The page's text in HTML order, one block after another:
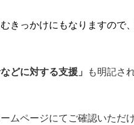
きっかけにもなりますので、
どに対する支援」 も明記さ
ムページにてご確認いただけ